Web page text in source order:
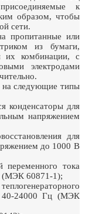
к
образом, чтобы
сети.
пропитанные или
из бумаги,
их комбинации, с
электродами
на следующие типы
конденсаторы для
напряжением
для
до 1000 В
тока
(МЭК 60871-1);
40-24000 Гц (МЭК